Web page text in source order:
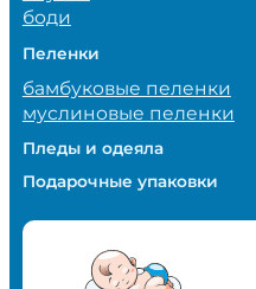
боди
Пеленки
бамбуковые пеленки
муслиновые пеленки
Пледы и одеяла
Подарочные упаковки